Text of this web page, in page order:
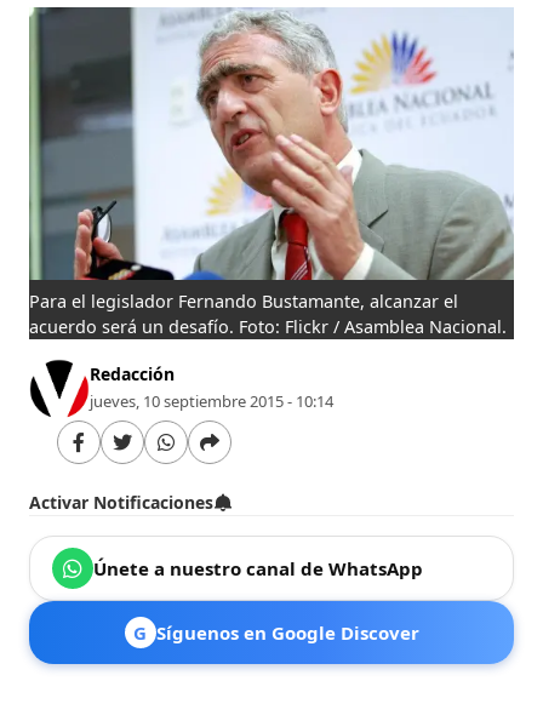
Para el legislador Fernando Bustamante, alcanzar el
acuerdo será un desafío. Foto: Flickr / Asamblea Nacional.
Redacción
jueves, 10 septiembre 2015 - 10:14
Activar Notificaciones
Únete a nuestro canal de WhatsApp
G Síguenos en Google Discover